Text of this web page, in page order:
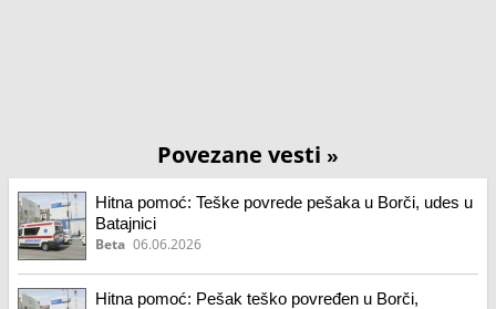
Povezane vesti »
Hitna pomoć: Teške povrede pešaka u Borči, udes u
Batajnici
Beta 06.06.2026
Hitna pomoć: Pešak teško povređen u Borči,